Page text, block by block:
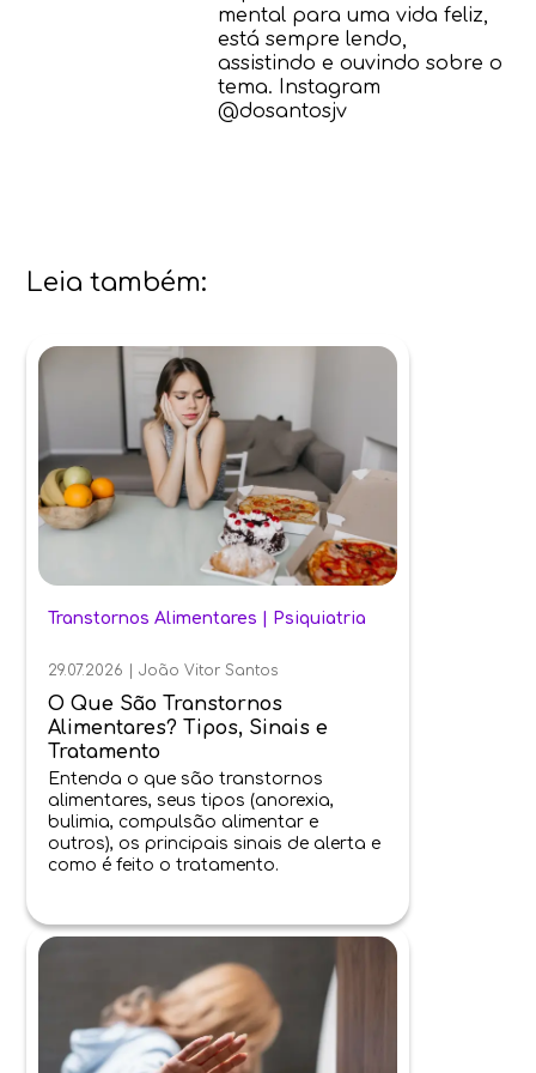
mental para uma vida feliz,
está sempre lendo,
assistindo e ouvindo sobre o
tema. Instagram
@dosantosjv
Leia também:
Transtornos Alimentares Psiquiatria
29.07.2026 |João Vitor Santos
O Que São Transtornos
Alimentares? Tipos, Sinais e
Tratamento
Entenda o que são transtornos
alimentares, seus tipos (anorexia,
bulimia, compulsão alimentar e
outros), os principais sinais de alerta e
como é feito o tratamento.